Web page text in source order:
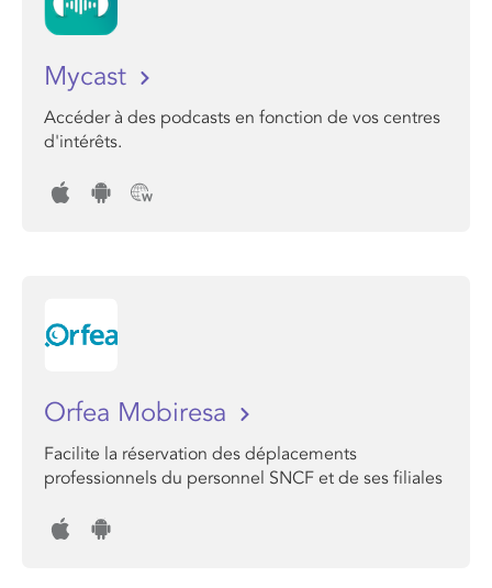
Mycast
Accéder à des podcasts en fonction de vos centres
d'intérêts.
Orfea Mobiresa
Facilite la réservation des déplacements
professionnels du personnel SNCF et de ses filiales